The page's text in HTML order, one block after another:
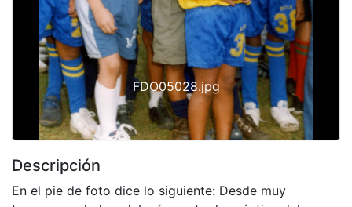
FDO05028.jpg
Previous